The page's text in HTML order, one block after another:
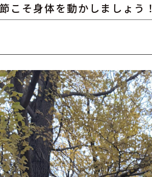
こそ身体を動かしましょう！